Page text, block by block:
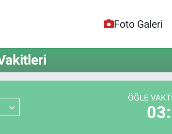
Foto Galeri
ÖĞLE